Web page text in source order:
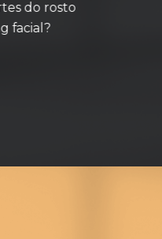
do rosto
facial?